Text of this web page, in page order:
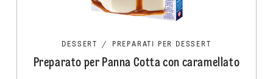
DESSERT / PREPARATI PER DESSERT
Preparato per Panna Cotta con caramellato